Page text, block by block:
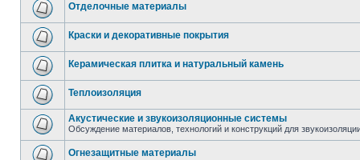
Отделочные материалы
Краски и декоративные покрытия
Керамическая плитка и натуральный камень
Теплоизоляция
Акустические и звукоизоляционные системы
Обсуждение материалов, технологий и конструкций для
Огнезащитные материалы